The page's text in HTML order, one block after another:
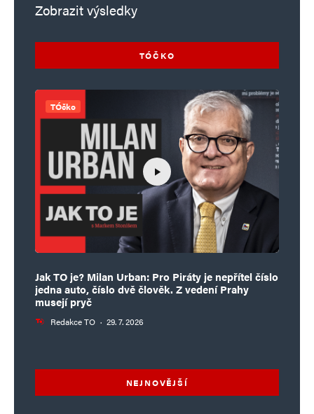
Zobrazit výsledky
TÓČKO
TÓčko
Jak TO je? Milan Urban: Pro Piráty je nepřítel číslo
jedna auto, číslo dvě člověk. Z vedení Prahy
musejí pryč
Redakce TO · 29. 7. 2026
NEJNOVĚJŠÍ